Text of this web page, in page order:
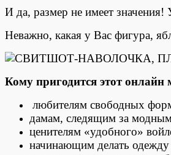
И да, размер не имеет
Неважно, какая у Вас фигура,
Кому пригодится этот онлайн
любителям свободных
дамам, следящим за
ценителям «удобного»
начинающим делать одежду